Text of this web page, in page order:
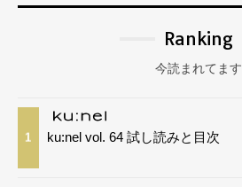
Ranking
今読まれてます
1 ku:nel vol. 64 試し読みと目次